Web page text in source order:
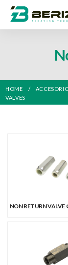
HOME
VALVES
NON RETURN